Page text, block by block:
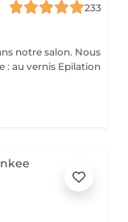
233
salon. Nous